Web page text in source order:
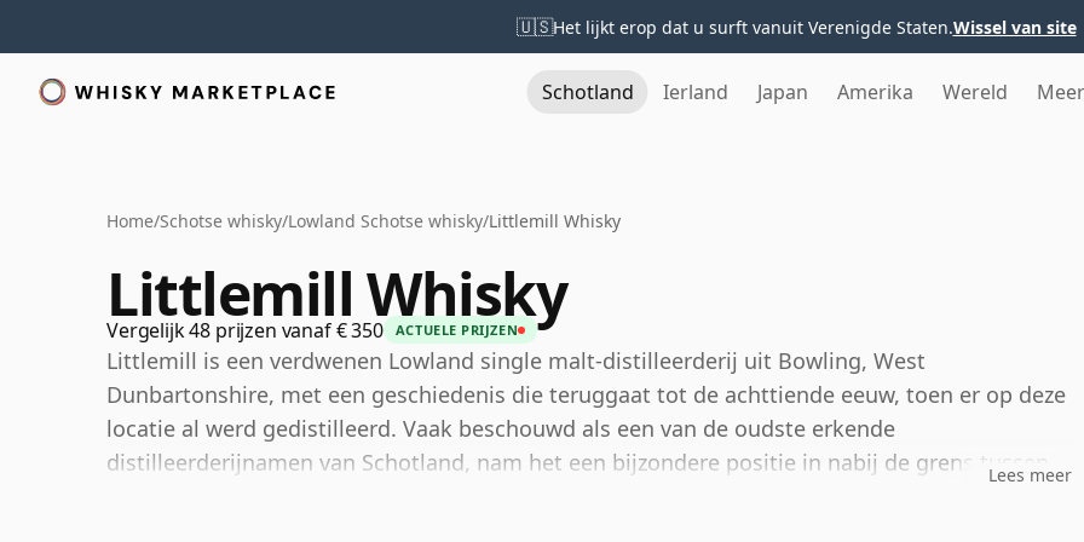
🇺🇸Het lijkt erop dat u surft vanuit Verenigde Staten.Wissel van site
Schotland Ierland Japan Amerika Wereld Meer
Home/Schotse whisky/Lowland Schotse whisky/Littlemill Whisky
Littlemill Whisky
Vergelijk 48 prijzen vanaf € 350 ACTUELE PRIJZEN
Littlemill is een verdwenen Lowland single malt-distilleerderij uit Bowling, West
Dunbartonshire, met een geschiedenis die teruggaat tot de achttiende eeuw, toen er op deze
locatie al werd gedistilleerd. Vaak beschouwd als een van de oudste erkende
distilleerderijnamen van Schotland, nam het een bijzondere positie in nabij de grens tussen
Lees meer